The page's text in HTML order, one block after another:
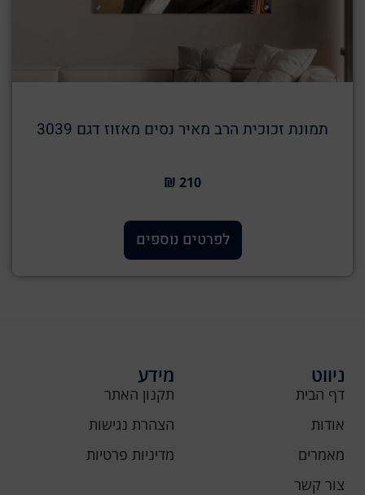
תמונת זכוכית הרב מאיר נסים מאזוז דגם 3039
210 ₪
לפרטים נוספים
ניווט
דף הבית
אודות
מאמרים
צור קשר
מידע
תקנון האתר
הצהרת נגישות
מדיניות פרטיות